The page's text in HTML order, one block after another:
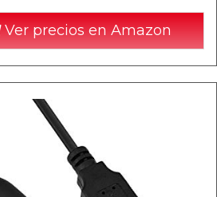
Ver precios en Amazon